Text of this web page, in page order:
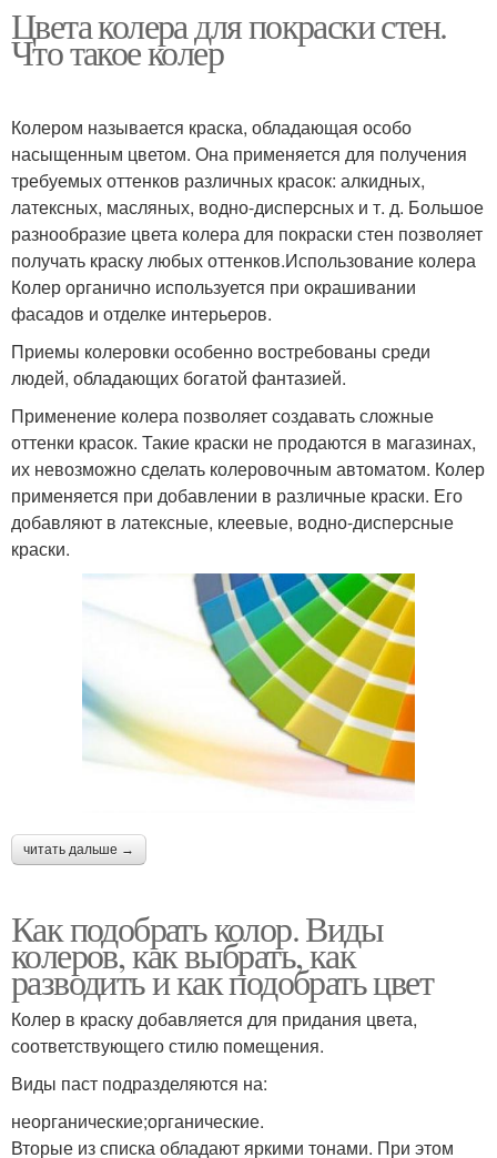
Цвета колера для покраски стен.
Что такое колер
Колером называется краска, обладающая особо
насыщенным цветом. Она применяется для получения
требуемых оттенков различных красок: алкидных,
латексных, масляных, водно-дисперсных и т. д. Большое
разнообразие цвета колера для покраски стен позволяет
получать краску любых оттенков.Использование колера
Колер органично используется при окрашивании
фасадов и отделке интерьеров.
Приемы колеровки особенно востребованы среди
людей, обладающих богатой фантазией.
Применение колера позволяет создавать сложные
оттенки красок. Такие краски не продаются в магазинах,
их невозможно сделать колеровочным автоматом. Колер
применяется при добавлении в различные краски. Его
добавляют в латексные, клеевые, водно-дисперсные
краски.
читать дальше →
Как подобрать колор. Виды
колеров, как выбрать, как
разводить и как подобрать цвет
Колер в краску добавляется для придания цвета,
соответствующего стилю помещения.
Виды паст подразделяются на:
неорганические;органические.
Вторые из списка обладают яркими тонами. При этом